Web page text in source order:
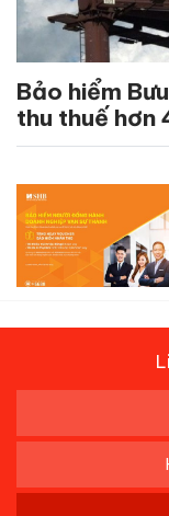
Bảo hiểm
thu thuế hơn